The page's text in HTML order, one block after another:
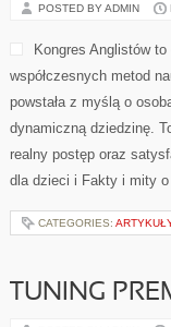
POSTED BY ADMIN
Kongres Anglistów
współczesnych metod
powstała z myślą o
dynamiczną dziedzinę.
realny postęp oraz
dla dzieci i Fakty i mity
CATEGORIES:
TUNING